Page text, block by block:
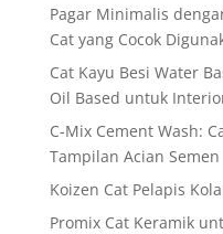
Pagar Minimalis
Cat yang Cocok
Cat Kayu Besi Water
Oil Based untuk
C-Mix Cement Wash:
Tampilan Acian Semen
Koizen Cat Pelapis
Promix Cat Keramik